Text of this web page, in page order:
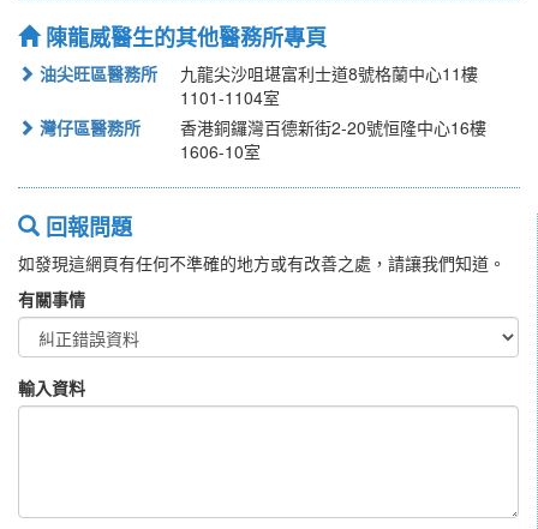
陳龍威醫生的其他醫務所專頁
油尖旺區醫務所
九龍尖沙咀堪富利士道8號格蘭中心11樓
1101-1104室
灣仔區醫務所
香港銅鑼灣百德新街2-20號恒隆中心16樓
1606-10室
回報問題
如發現這網頁有任何不準確的地方或有改善之處，請讓我們知道。
有關事情
輸入資料